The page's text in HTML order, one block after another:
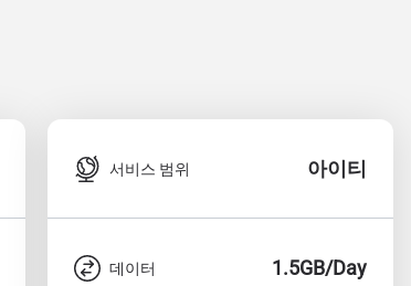
서비스 범위 아이티
데이터 1.5GB/Day